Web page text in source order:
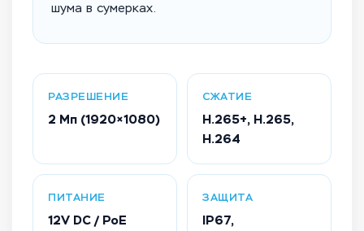
шума в сумерках.
РАЗРЕШЕНИЕ
2 Мп (1920×1080)
СЖАТИЕ
H.265+, H.265,
H.264
ПИТАНИЕ
12V DC / PoE
ЗАЩИТА
IP67,